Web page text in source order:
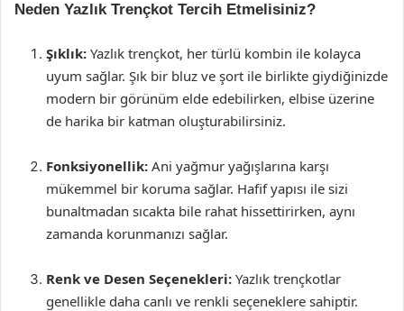
Neden Yazlık Trençkot Tercih Etmelisiniz?
Şıklık: Yazlık trençkot, her türlü kombin ile kolayca
uyum sağlar. Şık bir bluz ve şort ile birlikte giydiğinizde
modern bir görünüm elde edebilirken, elbise üzerine
de harika bir katman oluşturabilirsiniz.
Fonksiyonellik: Ani yağmur yağışlarına karşı
mükemmel bir koruma sağlar. Hafif yapısı ile sizi
bunaltmadan sıcakta bile rahat hissettirirken, aynı
zamanda korunmanızı sağlar.
Renk ve Desen Seçenekleri: Yazlık trençkotlar
genellikle daha canlı ve renkli seçeneklere sahiptir.